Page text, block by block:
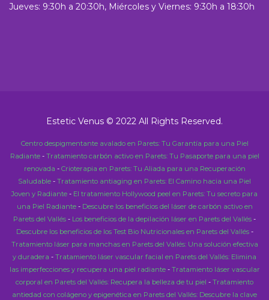
Jueves: 9:30h a 20:30h, Miércoles y Viernes: 9:30h a 18:30h
Estetic Venus © 2022 All Rights Reserved.
Centro despigmentante avalado en Parets: Tu Garantía para una Piel
Radiante- Tratamiento carbón activo en Parets: Tu Pasaporte para una piel
renovada - Crioterapia en Parets: Tu Aliada para una Recuperación
Saludable - Tratamiento antiaging en Parets: El Camino hacia una Piel
Joven y Radiante - El tratamiento Hollywood peel en Parets: Tu secreto para
una Piel Radiante- Descubre los beneficios del láser de carbón activo en
Parets del Vallés - Los beneficios de la depilación láser en Parets del Vallés -
Descubre los beneficios de los Test Bio Nutricionales en Parets del Vallés-
Tratamiento láser para manchas en Parets del Vallés: Una solución efectiva
y duradera - Tratamiento láser vascular facial en Parets del Vallés: Elimina
las imperfecciones y recupera una piel radiante- Tratamiento láser vascular
corporal en Parets del Vallés: Recupera la belleza de tu piel - Tratamiento
antiedad con colágeno y epigenética en Parets del Vallés: Descubre la clave